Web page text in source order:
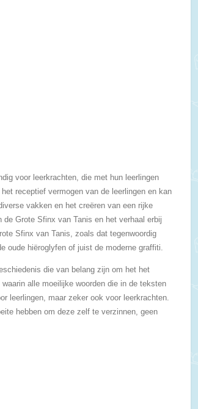
voor leerkrachten, die met hun leerlingen
receptief vermogen van de leerlingen en kan
vakken en het creëren van een rijke
Grote Sfinx van Tanis en het verhaal erbij
Sfinx van Tanis, zoals dat tegenwoordig
oude hiëroglyfen of juist de moderne graffiti.
die van belang zijn om het het
alle moeilijke woorden die in de teksten
leerlingen, maar zeker ook voor leerkrachten.
hebben om deze zelf te verzinnen, geen